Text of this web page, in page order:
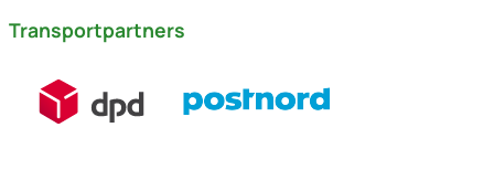
Transportpartners